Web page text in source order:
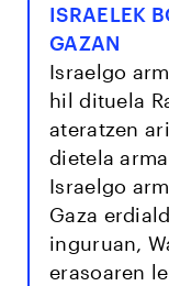
ISRAELEK
GAZAN
Israelgo
hil dituela
ateratzen
dietela
Israelgo
Gaza
inguruan,
erasoaren